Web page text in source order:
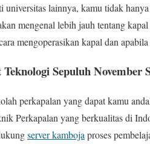
universitas lainnya, kamu tidak
mengenal lebih jauh tentang
mengoperasikan kapal dan
Sepuluh November
perkapalan yang dapat kamu
Perkapalan yang berkualitas di
server kamboja proses